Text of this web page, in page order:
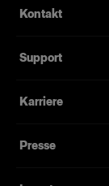
Kontakt
Support
Karriere
Presse